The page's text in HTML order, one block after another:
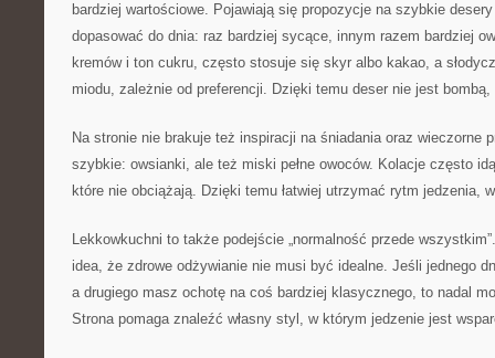
bardziej wartościowe. Pojawiają się propozycje na szybkie
dopasować do dnia: raz bardziej sycące, innym razem bardziej
kremów i ton cukru, często stosuje się skyr albo kakao, a
miodu, zależnie od preferencji. Dzięki temu deser nie jest
Na stronie nie brakuje też inspiracji na śniadania oraz wieczorne
szybkie: owsianki, ale też miski pełne owoców. Kolacje często
które nie obciążają. Dzięki temu łatwiej utrzymać rytm jedzenia,
Lekkowkuchni to także podejście „normalność przede
idea, że zdrowe odżywianie nie musi być idealne. Jeśli jednego
a drugiego masz ochotę na coś bardziej klasycznego, to nadal
Strona pomaga znaleźć własny styl, w którym jedzenie jest